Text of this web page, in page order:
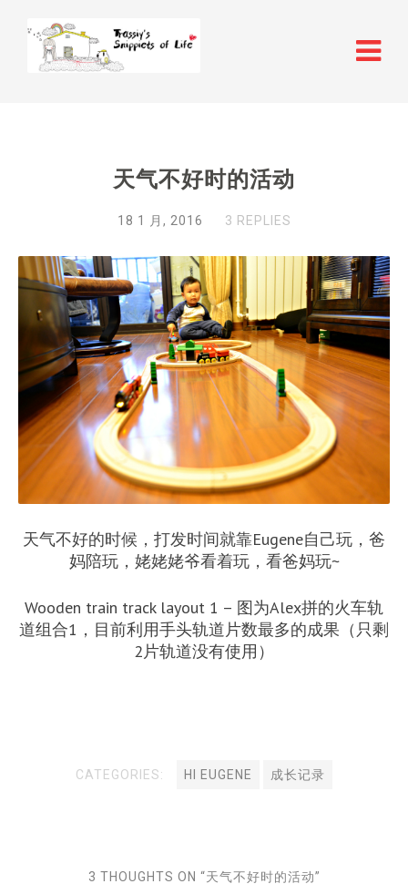
天气不好时的活动
18 1 月, 2016 3 REPLIES
天气不好的时候，打发时间就靠Eugene自己玩，爸
妈陪玩，姥姥姥爷看着玩，看爸妈玩~
Wooden train track layout 1 – 图为Alex拼的火车轨
道组合1，目前利用手头轨道片数最多的成果（只剩
2片轨道没有使用）
CATEGORIES: HI EUGENE 成长记录
3 THOUGHTS ON “天气不好时的活动”